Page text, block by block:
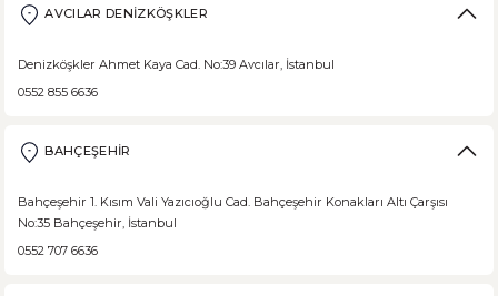
AVCILAR DENİZKÖŞKLER
Denizköşkler Ahmet Kaya Cad. No:39 Avcılar, İstanbul
0552 855 6636
BAHÇEŞEHİR
Bahçeşehir 1. Kısım Vali Yazıcıoğlu Cad. Bahçeşehir Konakları Altı Çarşısı
No:35 Bahçeşehir, İstanbul
0552 707 6636